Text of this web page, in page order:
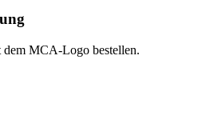
MCA-Logo bestellen.